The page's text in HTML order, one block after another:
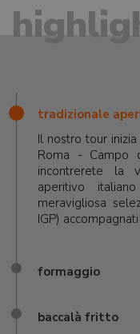
tradizionale
Il nostro tour
Roma - Campo
incontrerete la
aperitivo
meravigliosa
IGP)
formaggio
baccalà fritto